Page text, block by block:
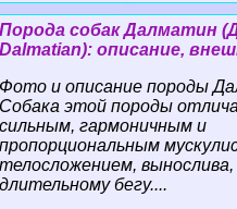
Порода собак Далматин
Dalmatian): описание,
Фото и описание породы
Собака этой породы
сильным, гармоничным и
пропорциональным
телосложением, вынослива,
длительному бегу....